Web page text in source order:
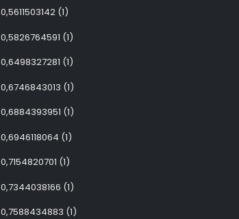
0,5611503142 (1)
0,5826764591 (1)
0,6498327281 (1)
0,6746843013 (1)
0,6884393951 (1)
0,6946118064 (1)
0,7154820701 (1)
0,7344038166 (1)
0,7588434883 (1)